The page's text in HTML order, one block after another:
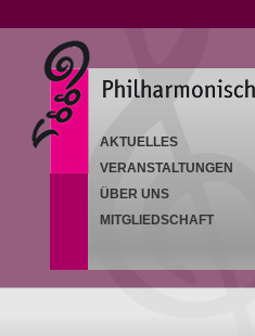
AKTUELLES
VERANSTALTUNGEN
ÜBER UNS
MITGLIEDSCHAFT